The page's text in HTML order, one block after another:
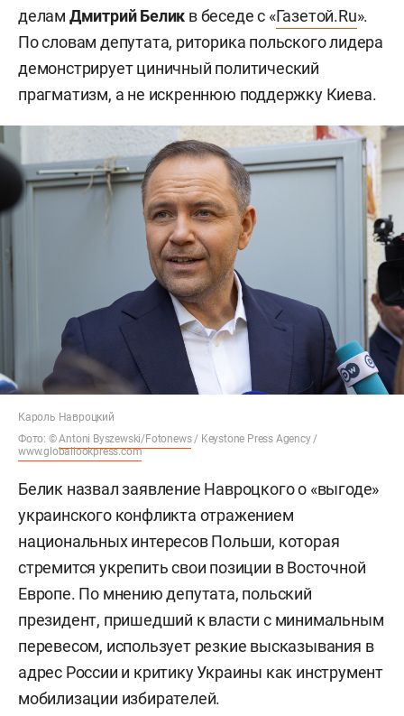
делам Дмитрий Белик в беседе с «Газетой.Ru».
По словам депутата, риторика польского лидера
демонстрирует циничный политический
прагматизм, а не искреннюю поддержку Киева.
Кароль Навроцкий
Фото: ©Antoni Byszewski/Fotonews/ Keystone Press Agency /
www.globallookpress.com
Белик назвал заявление Навроцкого о «выгоде»
украинского конфликта отражением
национальных интересов Польши, которая
стремится укрепить свои позиции в Восточной
Европе. По мнению депутата, польский
президент, пришедший к власти с минимальным
перевесом, использует резкие высказывания в
адрес России и критику Украины как инструмент
мобилизации избирателей.